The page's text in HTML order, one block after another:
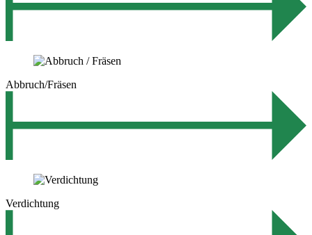
Abbruch/Fräsen
Verdichtung